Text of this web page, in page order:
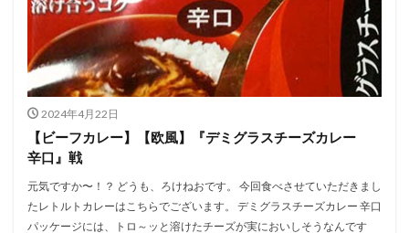
2024年4月22日
【ビーフカレー】【欧風】『デミグラスチーズカレー
辛口』戦
元気ですか〜！？ どうも、ろけねおです。 今回食べさせていただきまし
たレトルトカレーはこちらでございます。 デミグラスチーズカレー 辛口
パッケージには、トロ～ッと溶けたチーズが実においしそうなんです